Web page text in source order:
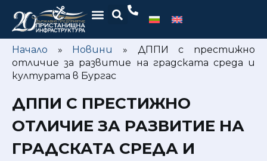
Начало » Новини » ДППИ с престижно
отличие за развитие на градската среда и
културата в Бургас
ДППИ С ПРЕСТИЖНО
ОТЛИЧИЕ ЗА РАЗВИТИЕ НА
ГРАДСКАТА СРЕДА И